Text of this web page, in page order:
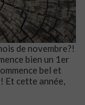
de novembre?!
bien un 1er
bel et
Et cette année,